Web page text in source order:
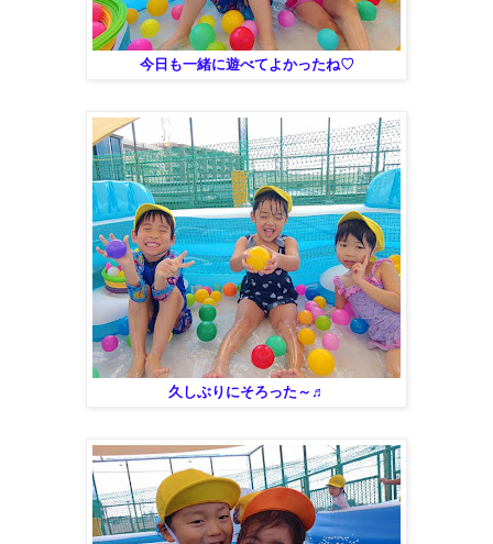
今日も一緒に遊べてよかったね♡
久しぶりにそろった～♬